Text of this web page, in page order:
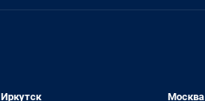
Иркутск Москва